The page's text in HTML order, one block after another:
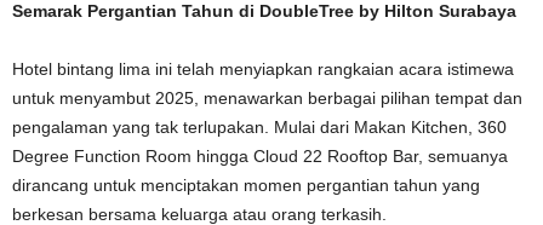
Semarak Pergantian Tahun di DoubleTree by Hilton Surabaya
Hotel bintang lima ini telah menyiapkan rangkaian acara istimewa
untuk menyambut 2025, menawarkan berbagai pilihan tempat dan
pengalaman yang tak terlupakan. Mulai dari Makan Kitchen, 360
Degree Function Room hingga Cloud 22 Rooftop Bar, semuanya
dirancang untuk menciptakan momen pergantian tahun yang
berkesan bersama keluarga atau orang terkasih.